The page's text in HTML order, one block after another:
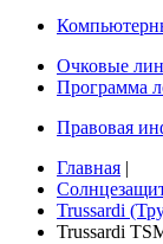
Очковые
Программа
Правовая
Главная |
Trussardi
Trussardi